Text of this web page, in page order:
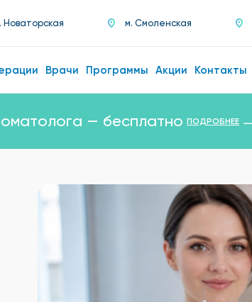
Новаторская м. Смоленская
Врачи Программы Акции Контакты
— бесплатно ПОДРОБНЕЕ